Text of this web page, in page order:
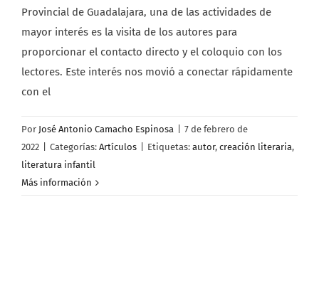
Provincial de Guadalajara, una de las actividades de
mayor interés es la visita de los autores para
proporcionar el contacto directo y el coloquio con los
lectores. Este interés nos movió a conectar rápidamente
con el
Por José Antonio Camacho Espinosa
7 de febrero de
2022
Categorías: Artículos Etiquetas: autor, creación literaria,
literatura infantil
Más información